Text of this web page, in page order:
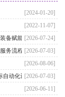
[2024-01-20]
[2022-11-07]
[2026-07-24]
备赋能汽车零部
[2026-07-03]
务流程是怎样
[2026-08-06]
[2026-07-03]
动化设备定制
[2026-06-11]